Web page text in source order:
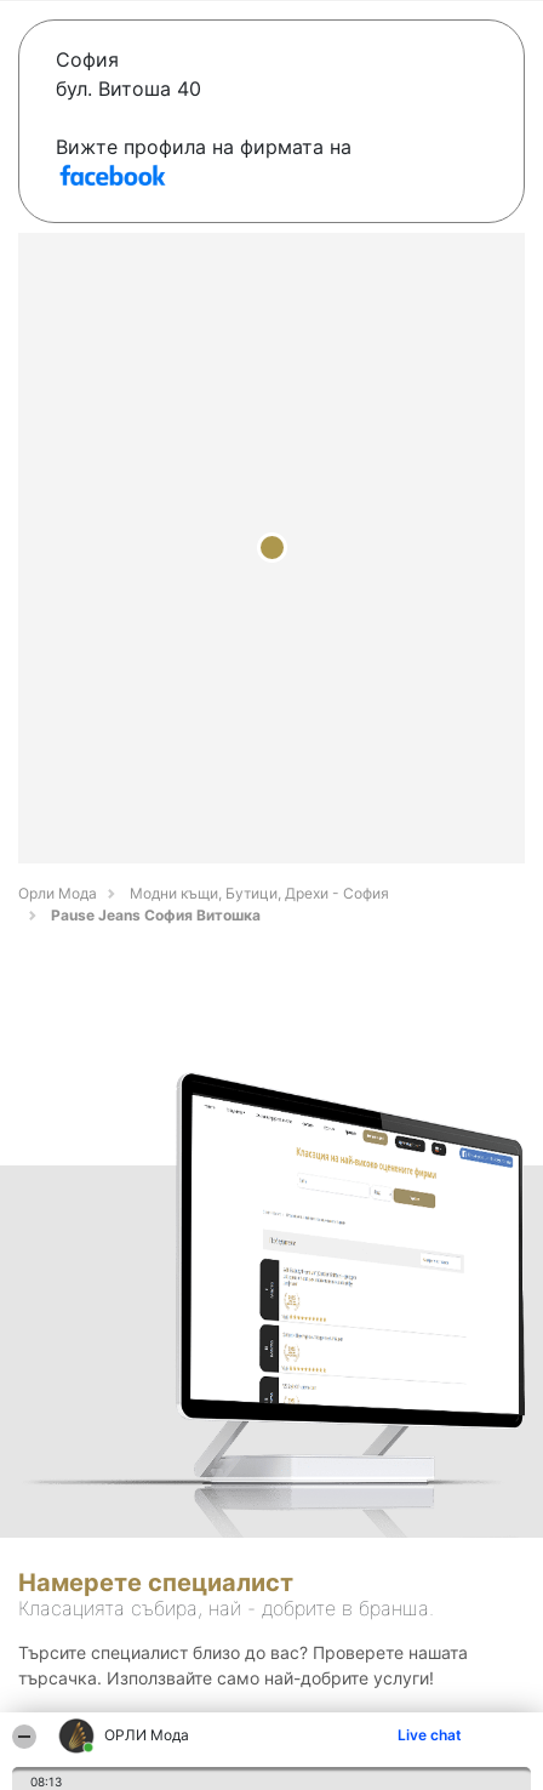
ОРЛИ Мода Live chat
08:13
София
бул. Витоша 40
Вижте профила на фирмата на
Орли Мода
Модни къщи, Бутици, Дрехи - София
Pause Jeans София Витошка
Намерете специалист
Класацията събира, най - добрите в бранша.
Търсите специалист близо до вас? Проверете нашата
търсачка. Използвайте само най-добрите услуги!